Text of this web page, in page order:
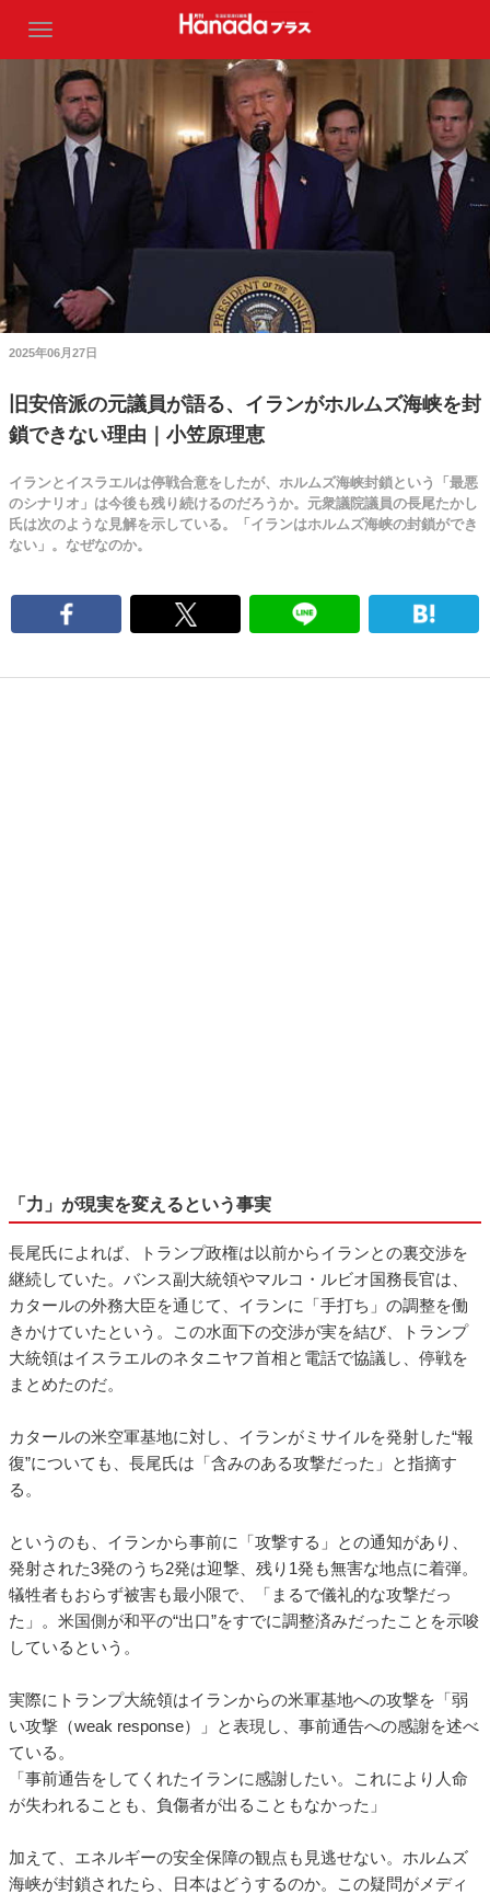
2025年06月27日
旧安倍派の元議員が語る、イランがホルムズ海峡を封
鎖できない理由｜小笠原理恵
イランとイスラエルは停戦合意をしたが、ホルムズ海峡封鎖という「最悪
のシナリオ」は今後も残り続けるのだろうか。元衆議院議員の長尾たかし
氏は次のような見解を示している。「イランはホルムズ海峡の封鎖ができ
ない」。なぜなのか。
「力」が現実を変えるという事実
長尾氏によれば、トランプ政権は以前からイランとの裏交渉を
継続していた。バンス副大統領やマルコ・ルビオ国務長官は、
カタールの外務大臣を通じて、イランに「手打ち」の調整を働
きかけていたという。この水面下の交渉が実を結び、トランプ
大統領はイスラエルのネタニヤフ首相と電話で協議し、停戦を
まとめたのだ。
カタールの米空軍基地に対し、イランがミサイルを発射した“報
復”についても、長尾氏は「含みのある攻撃だった」と指摘す
る。
というのも、イランから事前に「攻撃する」との通知があり、
発射された3発のうち2発は迎撃、残り1発も無害な地点に着弾。
犠牲者もおらず被害も最小限で、「まるで儀礼的な攻撃だっ
た」。米国側が和平の“出口”をすでに調整済みだったことを示唆
しているという。
実際にトランプ大統領はイランからの米軍基地への攻撃を「弱
い攻撃（weak response）」と表現し、事前通告への感謝を述べ
ている。
「事前通告をしてくれたイランに感謝したい。これにより人命
が失われることも、負傷者が出ることもなかった」
加えて、エネルギーの安全保障の観点も見逃せない。ホルムズ
海峡が封鎖されたら、日本はどうするのか。この疑問がメディ